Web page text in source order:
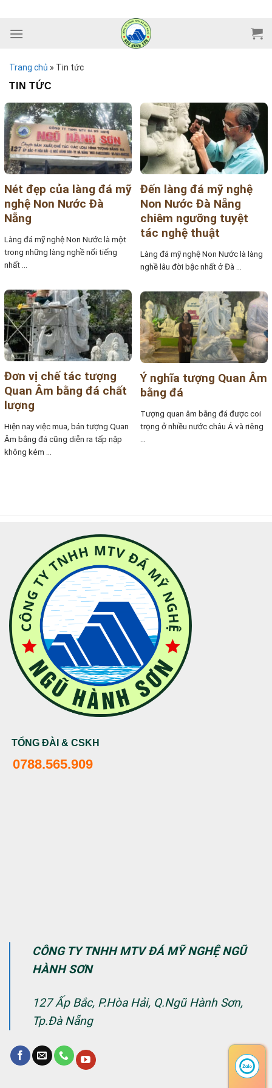
content
Trang chủ » Tin tức
TIN TỨC
Nét đẹp của làng đá mỹ
nghệ Non Nước Đà
Nẵng
Làng đá mỹ nghệ Non Nước là một
trong những làng nghề nổi tiếng
nhất ...
Đến làng đá mỹ nghệ
Non Nước Đà Nẵng
chiêm ngưỡng tuyệt
tác nghệ thuật
Làng đá mỹ nghệ Non Nước là làng
nghề lâu đời bậc nhất ở Đà ...
Đơn vị chế tác tượng
Quan Âm bằng đá chất
lượng
Hiện nay việc mua, bán tượng Quan
Âm bằng đá cũng diễn ra tấp nập
không kém ...
Ý nghĩa tượng Quan Âm
bằng đá
Tượng quan âm bằng đá được coi
trọng ở nhiều nước châu Á và riêng
TỔNG ĐÀI & CSKH
0788.565.909
CÔNG TY TNHH MTV ĐÁ MỸ NGHỆ NGŨ
HÀNH SƠN
127 Ấp Bắc, P.Hòa Hải, Q.Ngũ Hành Sơn,
Tp.Đà Nẵng